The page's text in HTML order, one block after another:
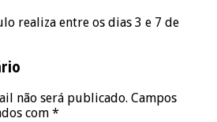
realiza entre os dias 3 e 7 de
não será publicado. Campos
com *